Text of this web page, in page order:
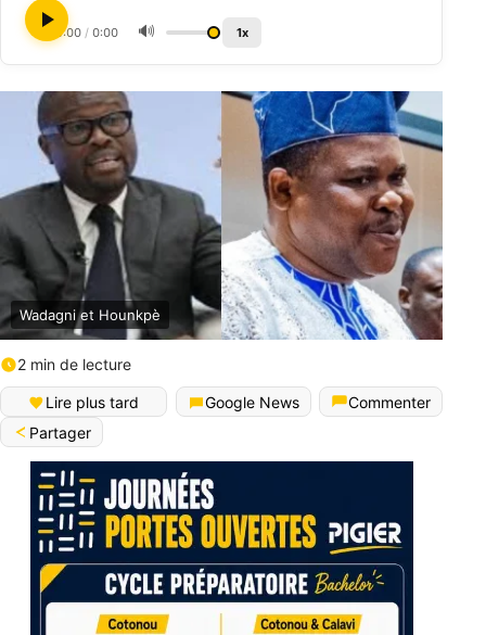
0:00 / 0:00 🔊 1x
Wadagni et Hounkpè
2 min de lecture
Lire plus tard Google News
Commenter
Partager